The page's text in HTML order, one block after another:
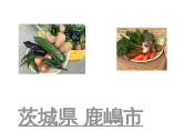
茨城県 鹿嶋市